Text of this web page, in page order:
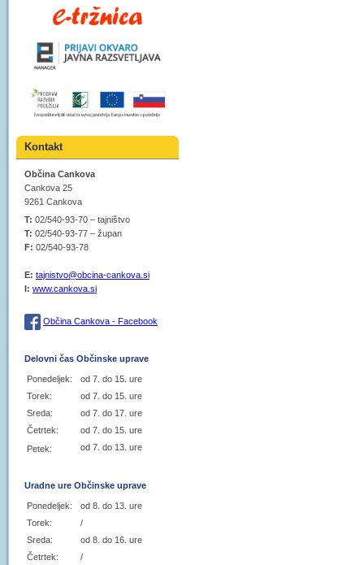
Kontakt
Občina Cankova
Cankova 25
9261 Cankova
T: 02/540-93-70 – tajništvo
T: 02/540-93-77 – župan
F: 02/540-93-78
E: tajnistvo@obcina-cankova.si
I: www.cankova.si
Občina Cankova - Facebook
Delovni čas Občinske uprave
Ponedeljek:
od 7. do 15. ure
Torek:
od 7. do 15. ure
Sreda:
od 7. do 17. ure
Četrtek:
od 7. do 15. ure
Petek:
od 7. do 13. ure
Uradne ure Občinske uprave
Ponedeljek:
od 8. do 13. ure
Torek:
/
Sreda:
od 8. do 16. ure
Četrtek:
/